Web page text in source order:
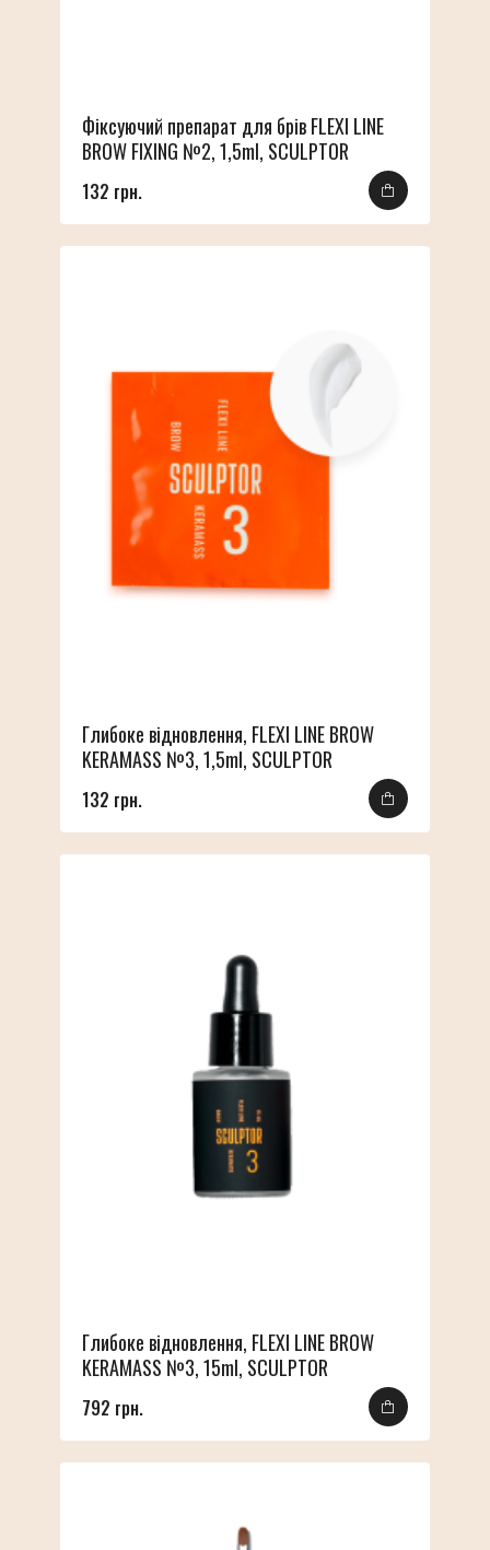
Фіксуючий препарат для брів FLEXI LINE
BROW FIXING №2, 1,5ml, SCULPTOR
132 грн.
Глибоке відновлення, FLEXI LINE BROW
KERAMASS №3, 1,5ml, SCULPTOR
132 грн.
Глибоке відновлення, FLEXI LINE BROW
KERAMASS №3, 15ml, SCULPTOR
792 грн.